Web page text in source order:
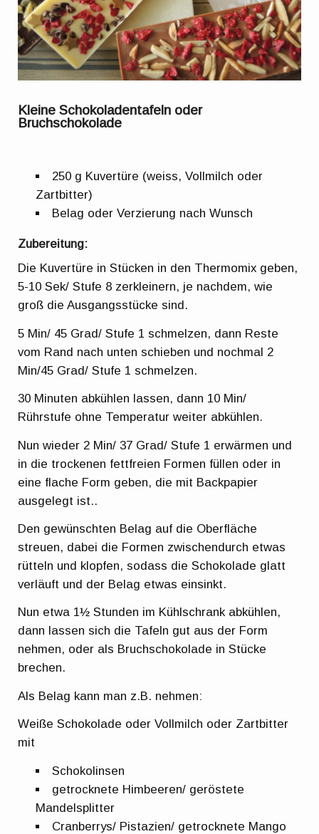
Kleine Schokoladentafeln oder
Bruchschokolade
250 g Kuvertüre (weiss, Vollmilch oder
Zartbitter)
Belag oder Verzierung nach Wunsch
Zubereitung:
Die Kuvertüre in Stücken in den Thermomix geben,
5-10 Sek/ Stufe 8 zerkleinern, je nachdem, wie
groß die Ausgangsstücke sind.
5 Min/ 45 Grad/ Stufe 1 schmelzen, dann Reste
vom Rand nach unten schieben und nochmal 2
Min/45 Grad/ Stufe 1 schmelzen.
30 Minuten abkühlen lassen, dann 10 Min/
Rührstufe ohne Temperatur weiter abkühlen.
Nun wieder 2 Min/ 37 Grad/ Stufe 1 erwärmen und
in die trockenen fettfreien Formen füllen oder in
eine flache Form geben, die mit Backpapier
ausgelegt ist..
Den gewünschten Belag auf die Oberfläche
streuen, dabei die Formen zwischendurch etwas
rütteln und klopfen, sodass die Schokolade glatt
verläuft und der Belag etwas einsinkt.
Nun etwa 1½ Stunden im Kühlschrank abkühlen,
dann lassen sich die Tafeln gut aus der Form
nehmen, oder als Bruchschokolade in Stücke
brechen.
Als Belag kann man z.B. nehmen:
Weiße Schokolade oder Vollmilch oder Zartbitter
mit
Schokolinsen
getrocknete Himbeeren/ geröstete
Mandelsplitter
Cranberrys/ Pistazien/ getrocknete Mango